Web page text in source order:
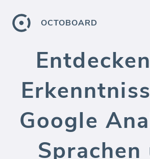
OCTOBOARD
Google
Sprachen